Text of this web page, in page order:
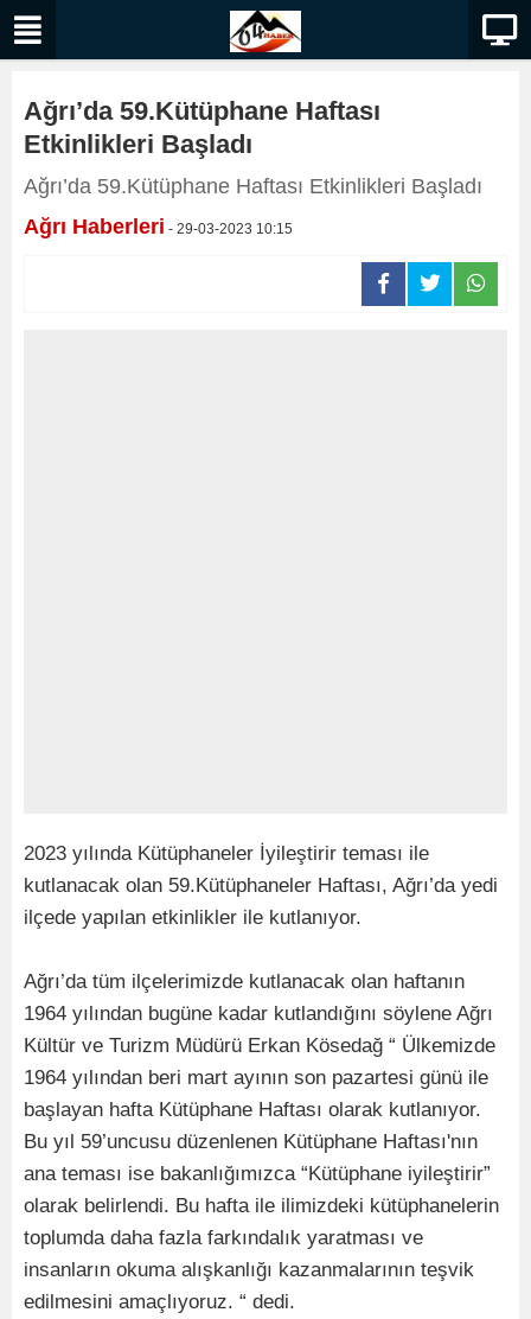
Ağrı’da 59.Kütüphane Haftası
Etkinlikleri Başladı
Ağrı’da 59.Kütüphane Haftası Etkinlikleri Başladı
Ağrı Haberleri - 29-03-2023 10:15
2023 yılında Kütüphaneler İyileştirir teması ile
kutlanacak olan 59.Kütüphaneler Haftası, Ağrı’da yedi
ilçede yapılan etkinlikler ile kutlanıyor.
Ağrı’da tüm ilçelerimizde kutlanacak olan haftanın
1964 yılından bugüne kadar kutlandığını söylene Ağrı
Kültür ve Turizm Müdürü Erkan Kösedağ “ Ülkemizde
1964 yılından beri mart ayının son pazartesi günü ile
başlayan hafta Kütüphane Haftası olarak kutlanıyor.
Bu yıl 59’uncusu düzenlenen Kütüphane Haftası'nın
ana teması ise bakanlığımızca “Kütüphane iyileştirir”
olarak belirlendi. Bu hafta ile ilimizdeki kütüphanelerin
toplumda daha fazla farkındalık yaratması ve
insanların okuma alışkanlığı kazanmalarının teşvik
edilmesini amaçlıyoruz. “ dedi.